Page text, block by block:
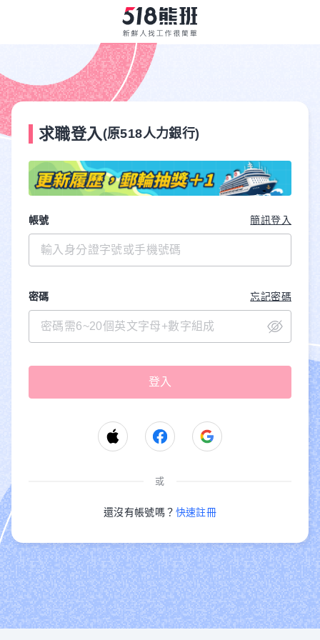
求職登入 (原518人力銀行)
帳號 簡訊登入
密碼 忘記密碼
或
還沒有帳號嗎？ 快速註冊